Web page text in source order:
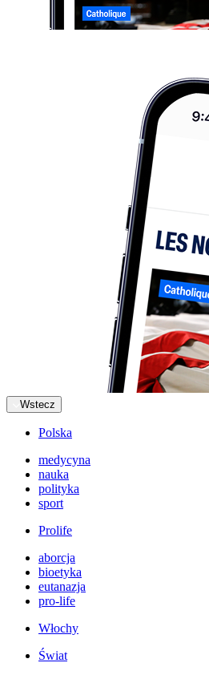
Wstecz
Polska
medycyna
nauka
polityka
sport
Prolife
aborcja
bioetyka
eutanazja
pro-life
Włochy
Świat